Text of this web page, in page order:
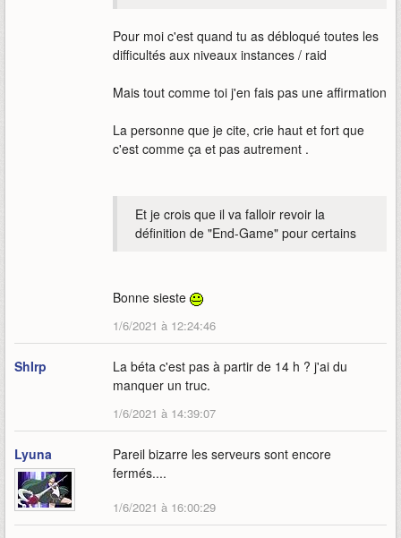
Pour moi c'est quand tu as débloqué toutes les
difficultés aux niveaux instances / raid
Mais tout comme toi j'en fais pas une affirmation
La personne que je cite, crie haut et fort que
c'est comme ça et pas autrement .
Et je crois que il va falloir revoir la
définition de "End-Game" pour certains
Bonne sieste
1/6/2021 à 12:24:46
ShIrp
La béta c'est pas à partir de 14 h ? j'ai du
manquer un truc.
1/6/2021 à 14:39:07
Lyuna
Pareil bizarre les serveurs sont encore
fermés....
1/6/2021 à 16:00:29